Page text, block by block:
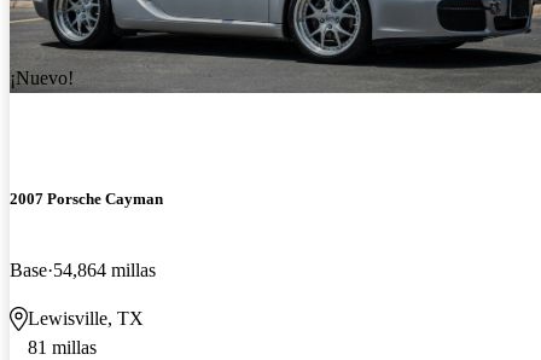
¡Nuevo!
2007 Porsche Cayman
Base 54,864 millas
Lewisville, TX
81 millas